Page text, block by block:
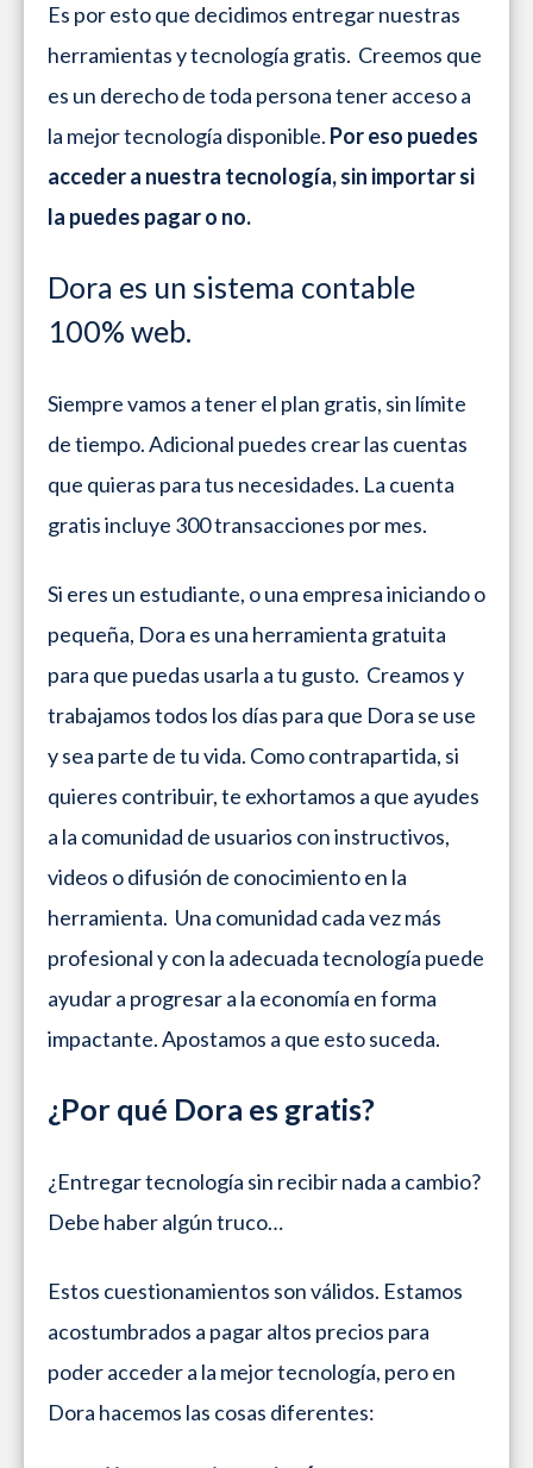
Es por esto que decidimos entregar nuestras
herramientas y tecnología gratis. Creemos que
es un derecho de toda persona tener acceso a
la mejor tecnología disponible. Por eso puedes
acceder a nuestra tecnología, sin importar si
la puedes pagar o no.
Dora es un sistema contable
100% web.
Siempre vamos a tener el plan gratis, sin límite
de tiempo. Adicional puedes crear las cuentas
que quieras para tus necesidades. La cuenta
gratis incluye 300 transacciones por mes.
Si eres un estudiante, o una empresa iniciando o
pequeña, Dora es una herramienta gratuita
para que puedas usarla a tu gusto. Creamos y
trabajamos todos los días para que Dora se use
y sea parte de tu vida. Como contrapartida, si
quieres contribuir, te exhortamos a que ayudes
a la comunidad de usuarios con instructivos,
videos o difusión de conocimiento en la
herramienta. Una comunidad cada vez más
profesional y con la adecuada tecnología puede
ayudar a progresar a la economía en forma
impactante. Apostamos a que esto suceda.
¿Por qué Dora es gratis?
¿Entregar tecnología sin recibir nada a cambio?
Debe haber algún truco…
Estos cuestionamientos son válidos. Estamos
acostumbrados a pagar altos precios para
poder acceder a la mejor tecnología, pero en
Dora hacemos las cosas diferentes: